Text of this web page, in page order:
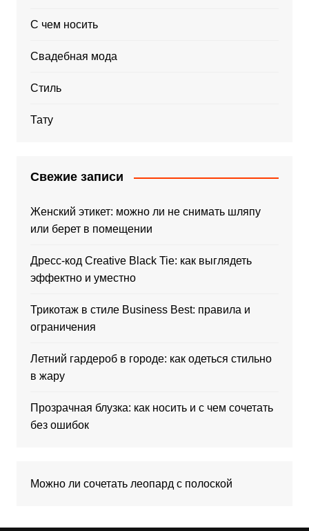
С чем носить
Свадебная мода
Стиль
Тату
Свежие записи
Женский этикет: можно ли не снимать шляпу
или берет в помещении
Дресс-код Creative Black Tie: как выглядеть
эффектно и уместно
Трикотаж в стиле Business Best: правила и
ограничения
Летний гардероб в городе: как одеться стильно
в жару
Прозрачная блузка: как носить и с чем сочетать
без ошибок
Можно ли сочетать леопард с полоской